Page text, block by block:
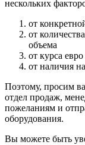
нескольких
от
от
объема
от курса
от наличия
Поэтому, просим
отдел продаж,
пожеланиям и
оборудования.
Вы можете быть